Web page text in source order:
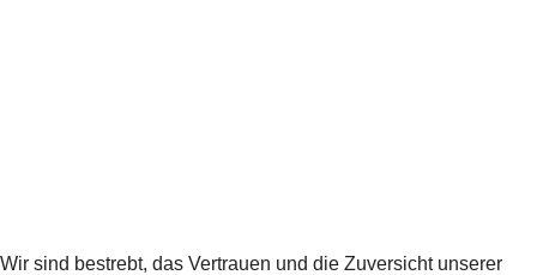
Wir sind bestrebt, das Vertrauen und die Zuversicht unserer